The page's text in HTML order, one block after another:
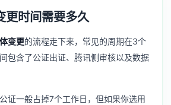
更时间需要多久
变更的流程走下来，常见的周期在3个
包含了公证出证、腾讯侧审核以及数据
证一般占掉7个工作日，但如果你选用